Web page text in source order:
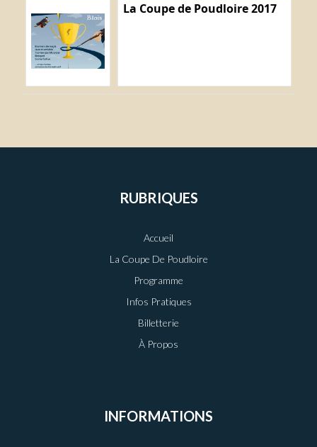
La Coupe de Poudloire 2017
RUBRIQUES
Accueil
La Coupe De Poudloire
Programme
Infos Pratiques
Billetterie
À Propos
INFORMATIONS